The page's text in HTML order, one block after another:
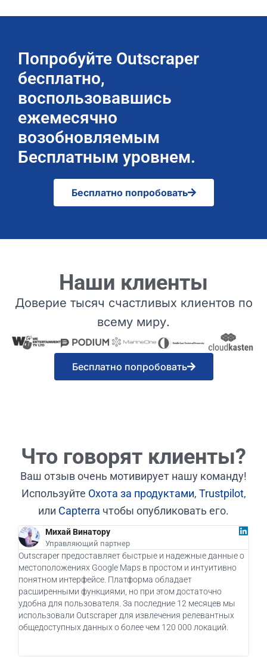
Попробуйте Outscraper
бесплатно,
воспользовавшись
ежемесячно
возобновляемым
Бесплатным уровнем.
Бесплатно попробовать
Наши клиенты
Доверие тысяч счастливых клиентов по
всему миру.
Бесплатно попробовать
Что говорят клиенты?
Ваш отзыв очень мотивирует нашу команду!
Используйте Охота за продуктами, Trustpilot,
или Capterra чтобы опубликовать его.
Михай Винатору
Управляющий партнер
Outscraper предоставляет быстрые и надежные данные о
местоположениях Google Maps в простом и интуитивно
понятном интерфейсе. Платформа обладает
расширенными функциями, но при этом достаточно
удобна для пользователя. За последние 12 месяцев мы
использовали Outscraper для извлечения релевантных
общедоступных данных о более чем 120 000 локаций.